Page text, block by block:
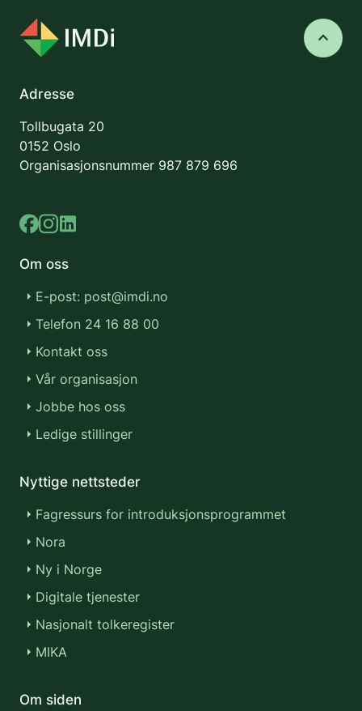
keyboard_arrow_up
Adresse
Tollbugata 20
0152 Oslo
Organisasjonsnummer 987 879 696
Om oss
E-post: post@imdi.no
Telefon 24 16 88 00
Kontakt oss
Vår organisasjon
Jobbe hos oss
Ledige stillinger
Nyttige nettsteder
Fagressurs for introduksjonsprogrammet
Nora
Ny i Norge
Digitale tjenester
Nasjonalt tolkeregister
MIKA
Om siden